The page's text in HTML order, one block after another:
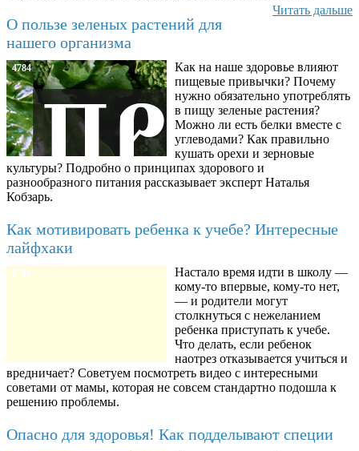
Читать дальше
О пользе зеленых растений для
нашего организма
4784
Как на наше здоровье влияют
пищевые привычки? Почему
нужно обязательно употреблять
в пищу зеленые растения?
Можно ли есть белки вместе с
углеводами? Как правильно
кушать орехи и зерновые
культуры? Подробно о принципах здорового и
разнообразного питания рассказывает эксперт Наталья
Кобзарь.
Как мотивировать ребенка к учебе? Интересные
лайфхаки
8780
Настало время идти в школу —
кому-то впервые, кому-то нет,
— и родители могут
столкнуться с нежеланием
ребенка приступать к учебе.
Что делать, если ребенок
наотрез отказывается учиться и
вредничает? Советуем посмотреть видео с интересными
советами от мамы, которая не совсем стандартно подошла к
решению проблемы.
Опасно для здоровья! Как подделывают специи